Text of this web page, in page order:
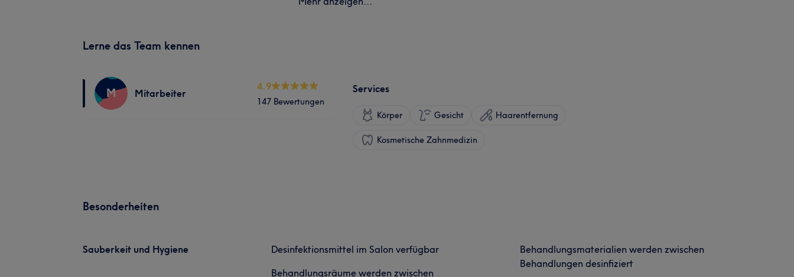
Lerne das Team kennen
M Mitarbeiter
4.9
147 Bewertungen
Services
Körper Gesicht Haarentfernung
Kosmetische Zahnmedizin
Besonderheiten
Sauberkeit und Hygiene
Desinfektionsmittel im Salon verfügbar
Behandlungsräume werden zwischen
Behandlungsmaterialien werden zwischen
Behandlungen desinfiziert